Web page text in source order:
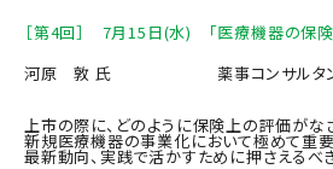
［第4回］ 7月15日(水) 「医療機器の保
河原 敦 氏
薬事コンサルタ
上市の際に、どのように保険上の評価がな
新規医療機器の事業化において極めて重要
最新動向、実践で活かすために押さえるべ